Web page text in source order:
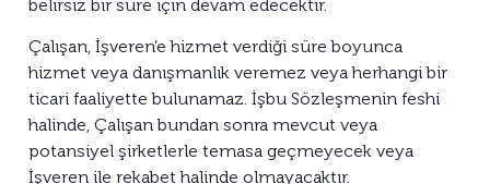
belirsiz bir süre için devam edecektir.
Çalışan, İşveren’e hizmet verdiği süre boyunca
hizmet veya danışmanlık veremez veya herhangi bir
ticari faaliyette bulunamaz. İşbu Sözleşmenin feshi
halinde, Çalışan bundan sonra mevcut veya
potansiyel şirketlerle temasa geçmeyecek veya
İşveren ile rekabet halinde olmayacaktır.